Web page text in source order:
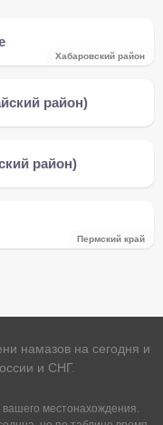
Хабаровский район
район)
район)
Пермский край
намазов на сегодня и
и СНГ.
местонахождения.